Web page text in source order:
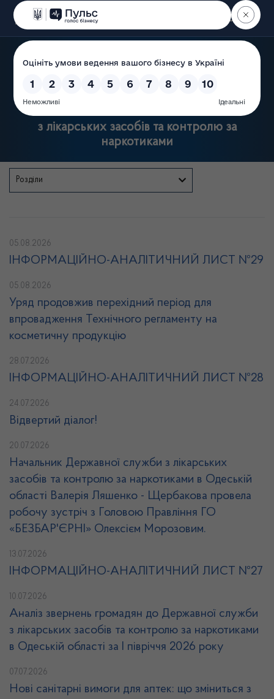
Пошук
Державна служба України
з лікарських засобів та контролю за
наркотиками
Розділи
05.08.2026
ІНФОРМАЦІЙНО-АНАЛІТИЧНИЙ ЛИСТ №29
05.08.2026
Уряд продовжив перехідний період для
впровадження Технічного регламенту на
косметичну продукцію
28.07.2026
ІНФОРМАЦІЙНО-АНАЛІТИЧНИЙ ЛИСТ №28
24.07.2026
Відвертий діалог!
20.07.2026
Начальник Державної служби з лікарських
засобів та контролю за наркотиками в Одеській
області Валерія Ляшенко - Щербакова провела
робочу зустріч з Головою Правління ГО
«БЕЗБАР'ЄРНІ» Олексієм Морозовим.
13.07.2026
ІНФОРМАЦІЙНО-АНАЛІТИЧНИЙ ЛИСТ №27
10.07.2026
Аналіз звернень громадян до Державної служби
з лікарських засобів та контролю за наркотиками
в Одеській області за І півріччя 2026 року
07.07.2026
Нові санітарні вимоги для аптек: що зміниться з